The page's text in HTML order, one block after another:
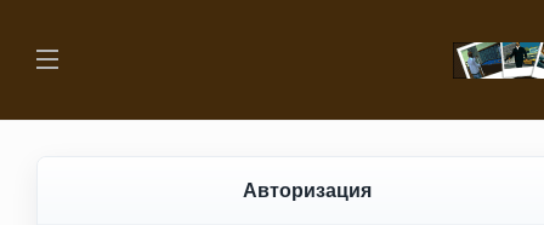
Авторизация